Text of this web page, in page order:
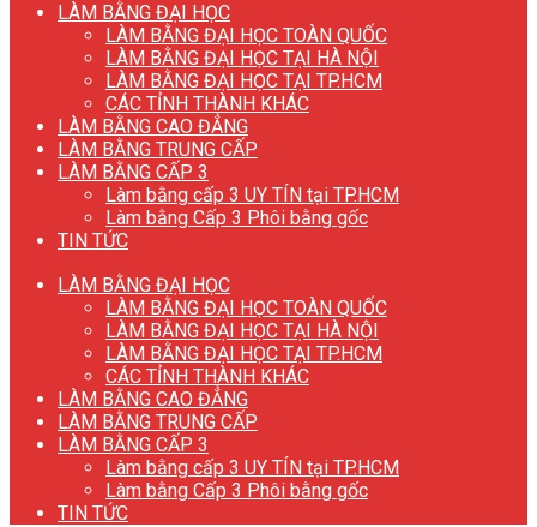
LÀM BẰNG ĐẠI HỌC
LÀM BẰNG ĐẠI HỌC TOÀN QUỐC
LÀM BẰNG ĐẠI HỌC TẠI HÀ NỘI
LÀM BẰNG ĐẠI HỌC TẠI TP.HCM
CÁC TỈNH THÀNH KHÁC
LÀM BẰNG CAO ĐẲNG
LÀM BẰNG TRUNG CẤP
LÀM BẰNG CẤP 3
Làm bằng cấp 3 UY TÍN tại TP.HCM
Làm bằng Cấp 3 Phôi bằng gốc
TIN TỨC
LÀM BẰNG ĐẠI HỌC
LÀM BẰNG ĐẠI HỌC TOÀN QUỐC
LÀM BẰNG ĐẠI HỌC TẠI HÀ NỘI
LÀM BẰNG ĐẠI HỌC TẠI TP.HCM
CÁC TỈNH THÀNH KHÁC
LÀM BẰNG CAO ĐẲNG
LÀM BẰNG TRUNG CẤP
LÀM BẰNG CẤP 3
Làm bằng cấp 3 UY TÍN tại TP.HCM
Làm bằng Cấp 3 Phôi bằng gốc
TIN TỨC